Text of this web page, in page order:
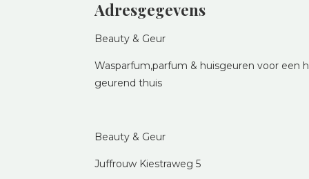
Adresgegevens
Beauty & Geur
Wasparfum,parfum & huisgeuren voor een
geurend thuis
Beauty & Geur
Juffrouw Kiestraweg 5